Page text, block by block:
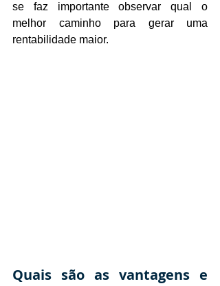
se faz importante observar qual o
melhor caminho para gerar uma
rentabilidade maior.
Quais são as vantagens e